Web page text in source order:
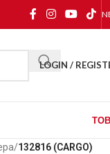
LOGIN /
/132816 (CARGO)